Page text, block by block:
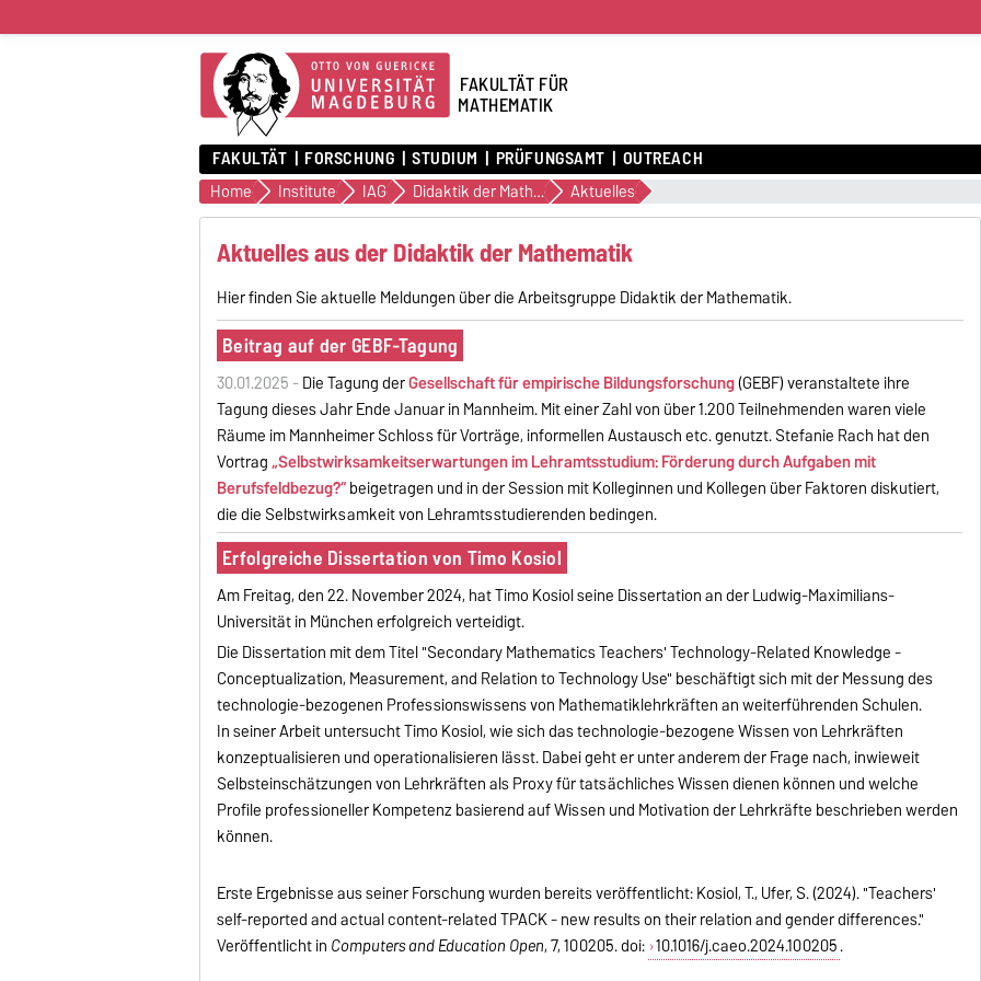
FAKULTÄT FÜR
MATHEMATIK
FAKULTÄT FORSCHUNG STUDIUM PRÜFUNGSAMT OUTREACH
Home Institute IAG Didaktik der Mathematik Aktuelles
Aktuelles aus der Didaktik der Mathematik
Hier finden Sie aktuelle Meldungen über die Arbeitsgruppe Didaktik der Mathematik.
Beitrag auf der GEBF-Tagung
30.01.2025 -Die Tagung derGesellschaft für empirische Bildungsforschung(GEBF) veranstaltete ihre
Tagung dieses Jahr Ende Januar in Mannheim. Mit einer Zahl von über 1.200 Teilnehmenden waren viele
Räume im Mannheimer Schloss für Vorträge, informellen Austausch etc. genutzt. Stefanie Rach hat den
Vortrag„Selbstwirksamkeitserwartungen im Lehramtsstudium: Förderung durch Aufgaben mit
Berufsfeldbezug?“beigetragen und in der Session mit Kolleginnen und Kollegen über Faktoren diskutiert,
die die Selbstwirksamkeit von Lehramtsstudierenden bedingen.
Erfolgreiche Dissertation von Timo Kosiol
Am Freitag, den 22. November 2024, hat Timo Kosiol seine Dissertation an der Ludwig-Maximilians-
Universität in München erfolgreich verteidigt.
Die Dissertation mit dem Titel "Secondary Mathematics Teachers' Technology-Related Knowledge -
Conceptualization, Measurement, and Relation to Technology Use" beschäftigt sich mit der Messung des
technologie-bezogenen Professionswissens von Mathematiklehrkräften an weiterführenden Schulen.
In seiner Arbeit untersucht Timo Kosiol, wie sich das technologie-bezogene Wissen von Lehrkräften
konzeptualisieren und operationalisieren lässt. Dabei geht er unter anderem der Frage nach, inwieweit
Selbsteinschätzungen von Lehrkräften als Proxy für tatsächliches Wissen dienen können und welche
Profile professioneller Kompetenz basierend auf Wissen und Motivation der Lehrkräfte beschrieben werden
können.
Erste Ergebnisse aus seiner Forschung wurden bereits veröffentlicht: Kosiol, T., Ufer, S. (2024). "Teachers'
self-reported and actual content-related TPACK - new results on their relation and gender differences."
Veröffentlicht in Computers and Education Open, 7, 100205. doi: 10.1016/j.caeo.2024.100205.